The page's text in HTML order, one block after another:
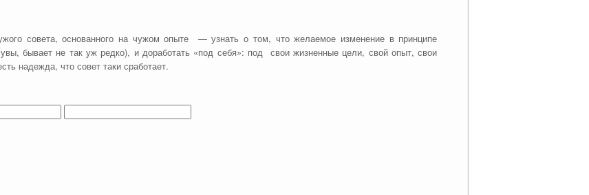
совета, основанного на чужом опыте — узнать о том, что желаемое изменение в принципе
бывает не так уж редко), и доработать «под себя»: под свои жизненные цели, свой опыт, свои
надежда, что совет таки сработает.